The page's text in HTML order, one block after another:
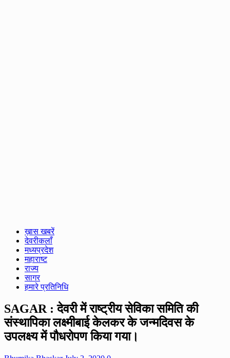
ख़ास खबरें
देवरीकलाँ
मध्यप्रदेश
महाराष्ट
राज्य
सागर
हमारे प्रतिनिधि
SAGAR : देवरी में राष्ट्रीय सेविका समिति की
संस्थापिका लक्ष्मीबाई केलकर के जन्मदिवस के
उपलक्ष्य में पौधरोपण किया गया।